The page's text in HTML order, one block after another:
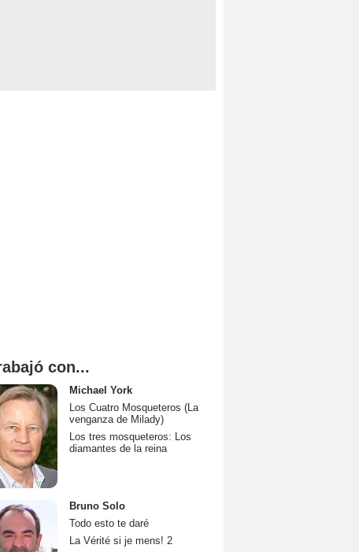
con...
Michael York
Los Cuatro Mosqueteros (La
venganza de Milady)
Los tres mosqueteros: Los
diamantes de la reina
Bruno Solo
Todo esto te daré
La Vérité si je mens! 2